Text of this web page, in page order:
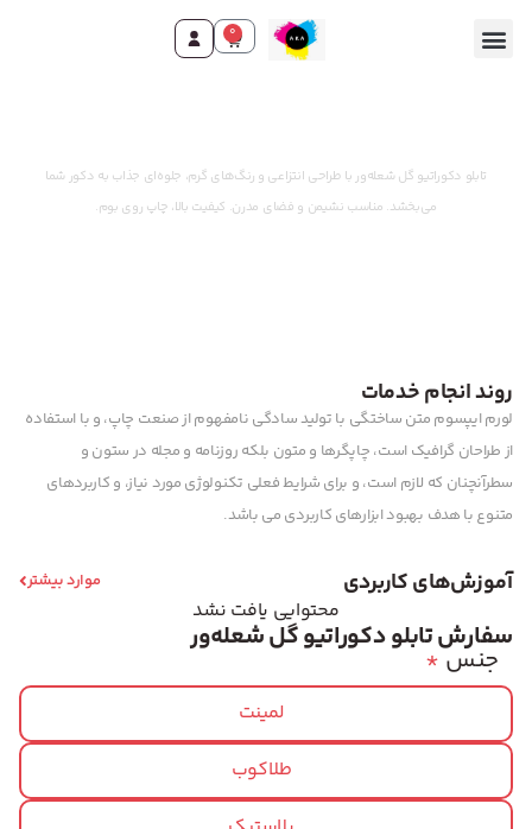
0
تابلو دکوراتیو گل شعله‌ور با طراحی انتزاعی و رنگ‌های گرم، جلوه‌ای جذاب به دکور شما
می‌بخشد. مناسب نشیمن و فضای مدرن. کیفیت بالا، چاپ روی بوم.
روند انجام خدمات
لورم ایپسوم متن ساختگی با تولید سادگی نامفهوم از صنعت چاپ، و با استفاده
از طراحان گرافیک است، چاپگرها و متون بلکه روزنامه و مجله در ستون و
سطرآنچنان که لازم است، و برای شرایط فعلی تکنولوژی مورد نیاز، و کاربردهای
متنوع با هدف بهبود ابزارهای کاربردی می باشد.
آموزش‌های کاربردی موارد بیشتر
محتوایی یافت نشد
سفارش تابلو دکوراتیو گل شعله‌ور
*جنس
لمینت
طلاکوب